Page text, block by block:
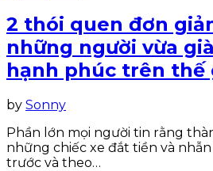
2 thói quen đơn
những người vừa
hạnh phúc trên thế
by Sonny
Phần lớn mọi người tin rằng
những chiếc xe đắt tiền và
trước và theo…